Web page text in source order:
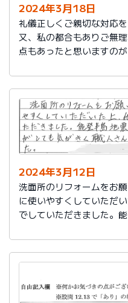
2024年3月18日
礼儀正しくご親切な対応
又、私の都合もありご無
点もあったと思いますの
ありがとうございました。
2024年3月12日
洗面所のリフォームをお
に使いやすくしていただ
でしていただきました。
からいに嬉しく思いまし